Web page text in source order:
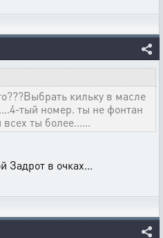
кильку в масле
тый номер. ты не фонтан
ты более......
Задрот в очках...